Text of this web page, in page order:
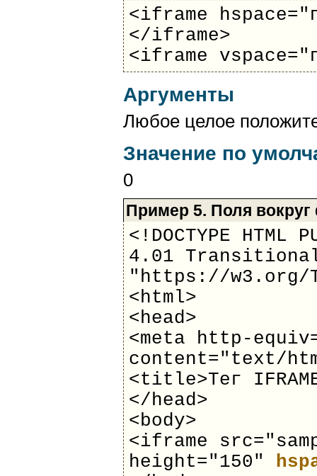
<iframe
</iframe>
<iframe
Аргументы
Любое целое
Значение по
0
Пример 5. Поля
<!DOCTYPE HTML
4.01
"https://w3.org/
<html>
<head>
<meta http-
content="text/
<title>Тег
</head>
<body>
<iframe
height="150"